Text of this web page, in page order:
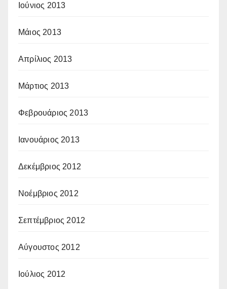
Ιούνιος 2013
Μάιος 2013
Απρίλιος 2013
Μάρτιος 2013
Φεβρουάριος 2013
Ιανουάριος 2013
Δεκέμβριος 2012
Νοέμβριος 2012
Σεπτέμβριος 2012
Αύγουστος 2012
Ιούλιος 2012